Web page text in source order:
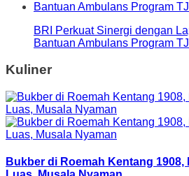
BRI Perkuat Sinergi dengan
Bantuan Ambulans Program
Kuliner
Bukber di Roemah Kentang 1908,